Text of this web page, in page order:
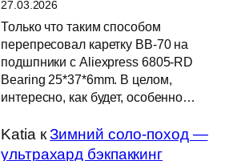
27.03.2026
Только что таким способом
перепресовал каретку BB-70 на
подшпники с Aliexpress 6805-RD
Bearing 25*37*6mm. В целом,
интересно, как будет, особенно…
Katia кЗимний соло-поход —
ультрахард бэкпаккинг